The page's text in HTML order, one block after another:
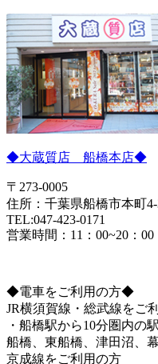
◆大蔵質店 船橋本店◆
〒273-0005
住所：千葉県船橋市本町4-
TEL:047-423-0171
営業時間：11：00~20：
◆電車をご利用の方◆
JR横須賀線・総武線をご
・船橋駅から10分圏内の
船橋、東船橋、津田沼、幕
京成線をご利用の方